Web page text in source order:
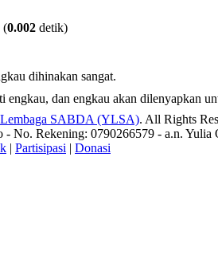
(0.002 detik)
dihinakan sangat.
engkau, dan engkau akan dilenyapkan
Lembaga SABDA (YLSA). All Rights
No. Rekening: 0790266579 - a.n. Yulia
| Partisipasi | Donasi